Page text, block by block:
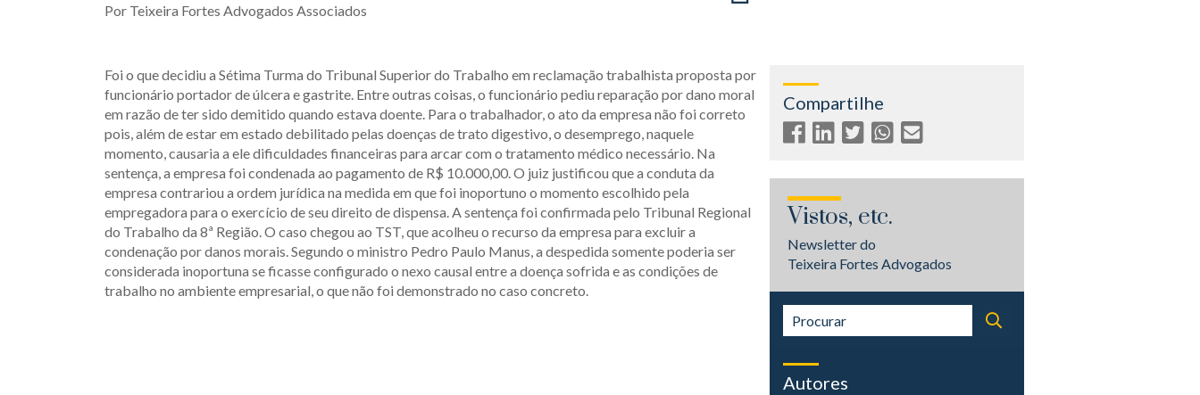
Por Teixeira Fortes Advogados Associados
Foi o que decidiu a Sétima Turma do Tribunal Superior do Trabalho em reclamação trabalhista proposta por
funcionário portador de úlcera e gastrite. Entre outras coisas, o funcionário pediu reparação por dano moral
em razão de ter sido demitido quando estava doente. Para o trabalhador, o ato da empresa não foi correto
pois, além de estar em estado debilitado pelas doenças de trato digestivo, o desemprego, naquele
momento, causaria a ele dificuldades financeiras para arcar com o tratamento médico necessário. Na
sentença, a empresa foi condenada ao pagamento de R$ 10.000,00. O juiz justificou que a conduta da
empresa contrariou a ordem jurídica na medida em que foi inoportuno o momento escolhido pela
empregadora para o exercício de seu direito de dispensa. A sentença foi confirmada pelo Tribunal Regional
do Trabalho da 8ª Região. O caso chegou ao TST, que acolheu o recurso da empresa para excluir a
condenação por danos morais. Segundo o ministro Pedro Paulo Manus, a despedida somente poderia ser
considerada inoportuna se ficasse configurado o nexo causal entre a doença sofrida e as condições de
trabalho no ambiente empresarial, o que não foi demonstrado no caso concreto.
Compartilhe
Vistos, etc.
Newsletter do
Teixeira Fortes Advogados
Autores